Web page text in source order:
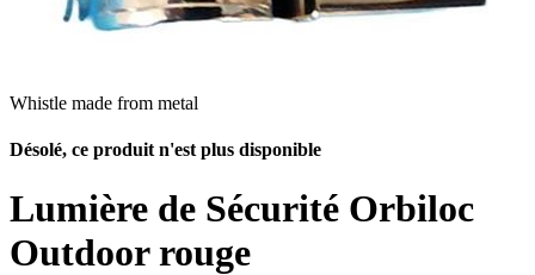
Whistle made from metal
Désolé, ce produit n'est plus disponible
Lumière de Sécurité Orbiloc
Outdoor rouge